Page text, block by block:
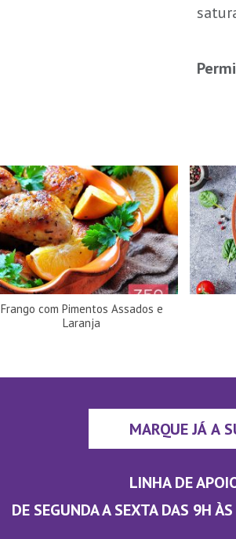
Frango com Pimentos Assados e
Laranja
MARQUE JÁ A
LINHA DE
DE SEGUNDA A SEXTA DAS 9H